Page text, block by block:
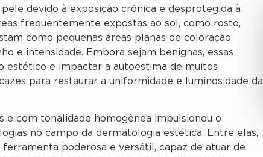
devido à exposição crônica e desprotegida à
frequentemente expostas ao sol, como rosto,
como pequenas áreas planas de coloração
e intensidade. Embora sejam benignas, essas
estético e impactar a autoestima de muitos
para restaurar a uniformidade e luminosidade da
e com tonalidade homogênea impulsionou o
no campo da dermatologia estética. Entre elas,
poderosa e versátil, capaz de atuar de